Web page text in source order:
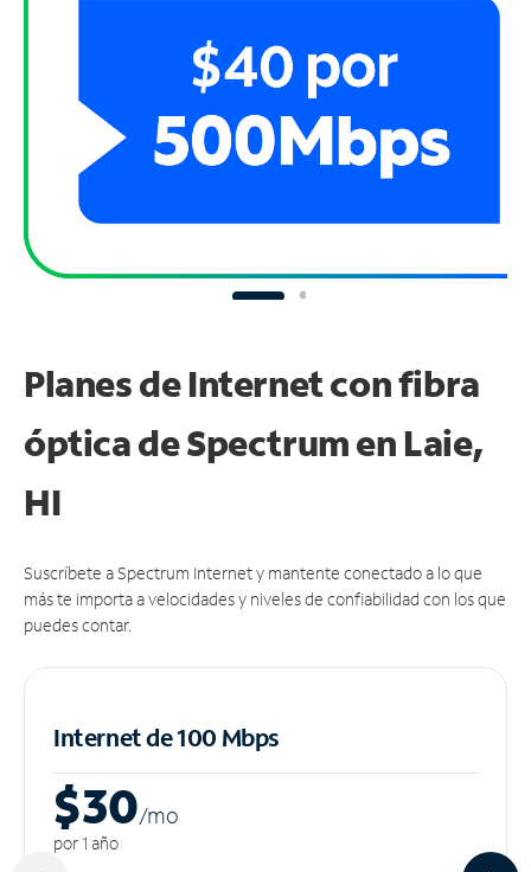
Planes de Internet con fibra
óptica de Spectrum en Laie,
HI
Suscríbete a Spectrum Internet y mantente conectado a lo que
más te importa a velocidades y niveles de confiabilidad con los que
puedes contar.
Internet de 100 Mbps
$30/mo
por 1 año